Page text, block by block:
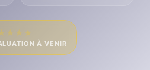
★ ★ ★
À VENIR